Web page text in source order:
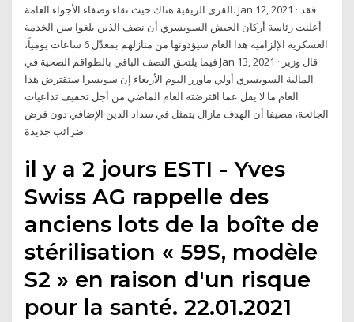
القرى الريفية هناك حيث نقاء وصفاء الأجواء العامة. Jan 12, 2021 · فقد
أعلنت رئاسة أركان الجيش السويسري أن نصف الذين بلغوا سن الخدمة
العسكرية الإلزامية هذا العام سيؤدونها من منازلهم بمعدّل 6 ساعات يومياً،
فيما يلتحق النصف الباقي بالطواقم الصحية في Jan 13, 2021 · قال وزير
المالية السويسري أولي ماورر اليوم الأربعاء إن سويسرا ستقترض هذا
العام ما لا يقل عما اقترضته العام الماضي من أجل تخفيف تداعيات
الجائحة، مضيفا أن الهدف مازال يتمثل في سداد الدين الإضافي دون فرض
ضرائب جديدة.
il y a 2 jours ESTI - Yves
Swiss AG rappelle des
anciens lots de la boîte de
stérilisation « 59S, modèle
S2 » en raison d'un risque
pour la santé. 22.01.2021